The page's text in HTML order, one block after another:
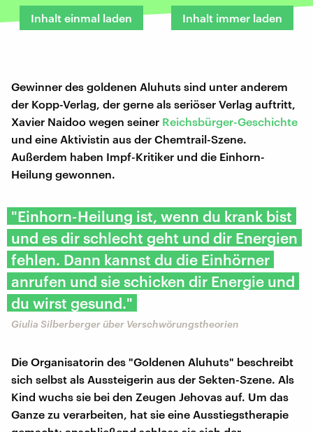
Inhalt einmal laden Inhalt immer laden
Gewinner des goldenen Aluhuts sind unter anderem
der Kopp-Verlag, der gerne als seriöser Verlag auftritt,
Xavier Naidoo wegen seiner Reichsbürger-Geschichte
und eine Aktivistin aus der Chemtrail-Szene.
Außerdem haben Impf-Kritiker und die Einhorn-
Heilung gewonnen.
"Einhorn-Heilung ist, wenn du krank bist
und es dir schlecht geht und dir Energien
fehlen. Dann kannst du die Einhörner
anrufen und sie schicken dir Energie und
du wirst gesund."
Giulia Silberberger über Verschwörungstheorien
Die Organisatorin des "Goldenen Aluhuts" beschreibt
sich selbst als Aussteigerin aus der Sekten-Szene. Als
Kind wuchs sie bei den Zeugen Jehovas auf. Um das
Ganze zu verarbeiten, hat sie eine Ausstiegstherapie